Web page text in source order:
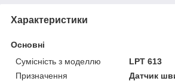
Характеристики
Основні
Сумісність з моделлю
LPT 613
Призначення
Датчик